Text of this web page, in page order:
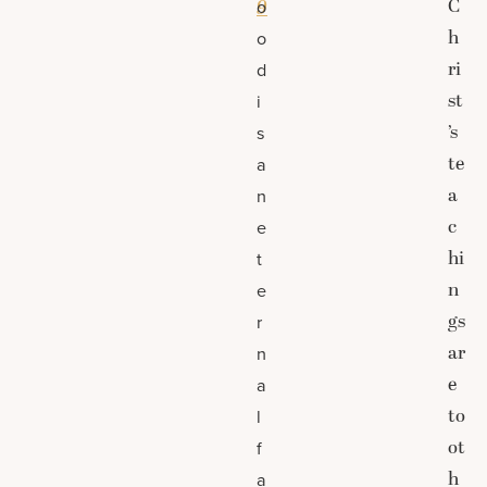
9
o
o
d
i
s
a
n
e
t
e
r
n
a
l
f
a
C
h
ri
st
’s
te
a
c
hi
n
gs
ar
e
to
ot
h